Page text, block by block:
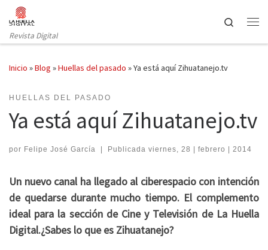
Saltar al contenido
Revista Digital
Search
Inicio »Blog »Huellas del pasado »Ya está aquí Zihuatanejo.tv
HUELLAS DEL PASADO
Ya está aquí Zihuatanejo.tv
por Felipe José García | Publicada viernes, 28 | febrero | 2014
Un nuevo canal ha llegado al ciberespacio con intención
de quedarse durante mucho tiempo. El complemento
ideal para la sección de Cine y Televisión de La Huella
Digital.¿Sabes lo que es Zihuatanejo?